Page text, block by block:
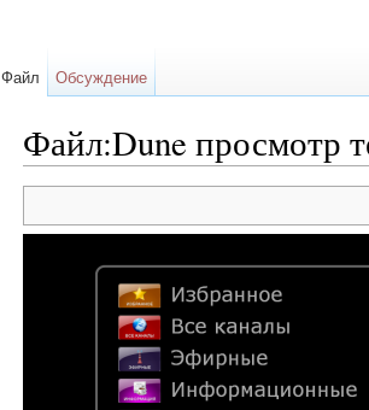
Файл:Dune просмотр
Файл Обсуждение